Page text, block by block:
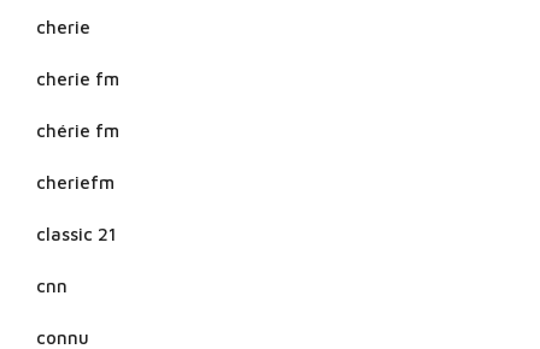
cherie
cherie fm
chérie fm
cheriefm
classic 21
cnn
connu